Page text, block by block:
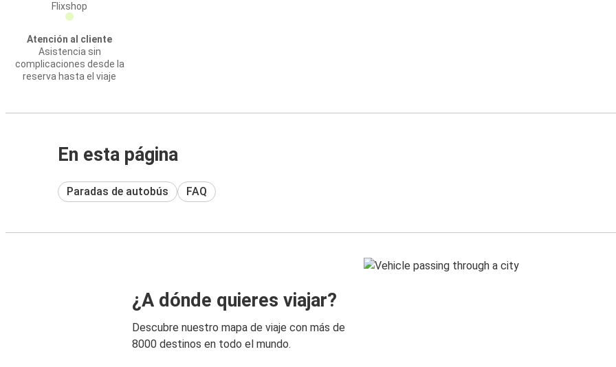
Flixshop
Atención al cliente
Asistencia sin
complicaciones desde la
reserva hasta el viaje
En esta página
Paradas de autobús FAQ
¿A dónde quieres viajar?
Descubre nuestro mapa de viaje con más de
8000 destinos en todo el mundo.